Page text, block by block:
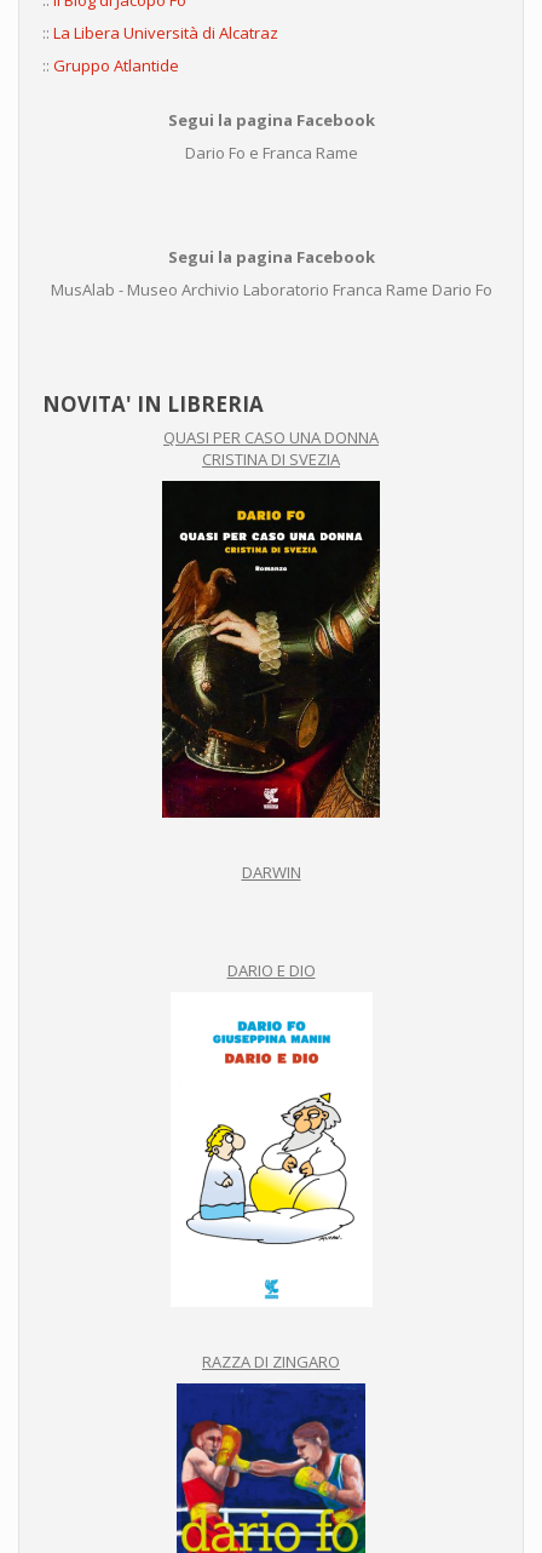
:: La Libera Università di Alcatraz
:: Gruppo Atlantide
Segui la pagina Facebook
Dario Fo e Franca Rame
Segui la pagina Facebook
MusAlab - Museo Archivio Laboratorio Franca Rame Dario Fo
NOVITA' IN LIBRERIA
QUASI PER CASO UNA DONNA
CRISTINA DI SVEZIA
DARWIN
DARIO E DIO
RAZZA DI ZINGARO